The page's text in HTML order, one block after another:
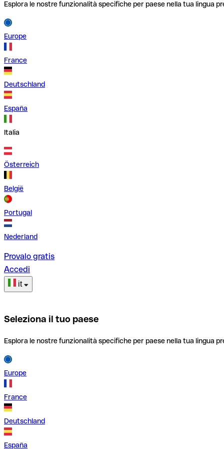
Esplora le nostre funzionalità specifiche per paese nella tua lingua
Europe
France
Deutschland
España
Italia
Österreich
België
Portugal
Nederland
Provalo gratis
Accedi
it
Seleziona il tuo paese
Esplora le nostre funzionalità specifiche per paese nella tua lingua
Europe
France
Deutschland
España